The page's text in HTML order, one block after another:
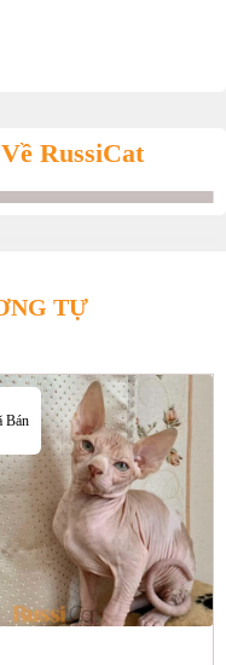
RussiCat
TỰ
Bán